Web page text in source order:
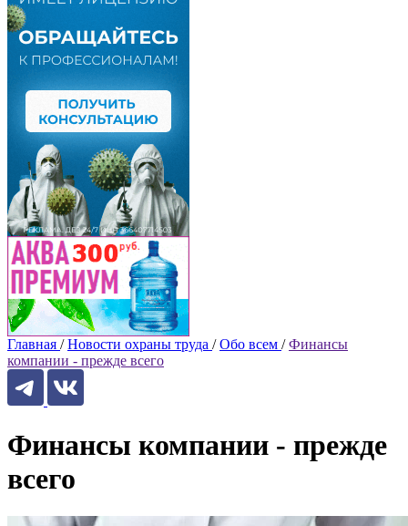
Главная / Новости охраны труда / Обо всем / Финансы
компании - прежде всего
Финансы компании - прежде
всего